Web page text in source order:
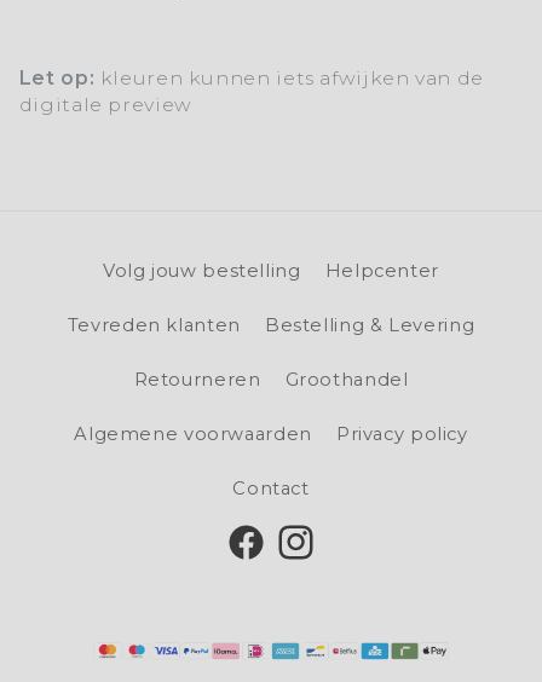
Let op: kleuren kunnen iets afwijken van de
digitale preview
Volg jouw bestelling Helpcenter
Tevreden klanten Bestelling & Levering
Retourneren Groothandel
Algemene voorwaarden Privacy policy
Contact
FacebookInstagram